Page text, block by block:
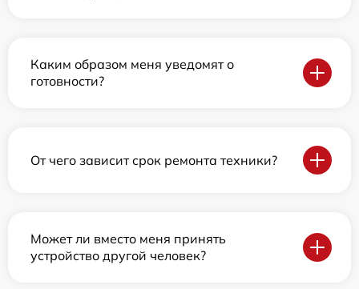
Каким образом меня уведомят о
готовности?
От чего зависит срок ремонта техники?
Может ли вместо меня принять
устройство другой человек?